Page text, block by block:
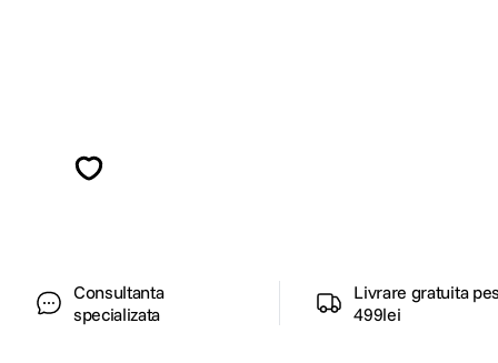
Consultanta
specializata
Livrare gratuita
499lei